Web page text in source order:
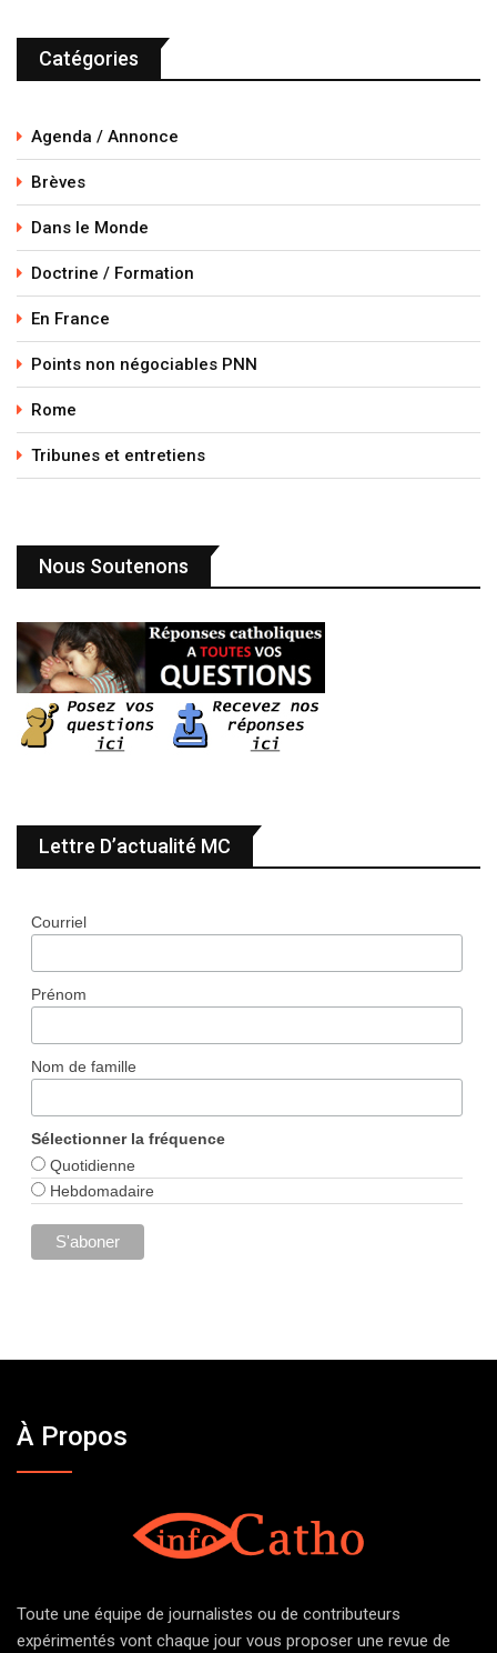
Catégories
Agenda / Annonce
Brèves
Dans le Monde
Doctrine / Formation
En France
Points non négociables PNN
Rome
Tribunes et entretiens
Nous Soutenons
Lettre D’actualité MC
Courriel
Prénom
Nom de famille
Sélectionner la fréquence
Quotidienne
Hebdomadaire
À Propos
Toute une équipe de journalistes ou de contributeurs
expérimentés vont chaque jour vous proposer une revue de